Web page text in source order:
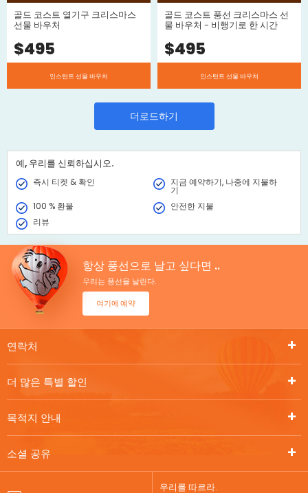
골드 코스트 열기구 크리스마스
선물 바우처
$495
인스턴트 선물 바우처
골드 코스트 풍선 크리스마스 선
물 바우처 - 비행기로 한 시간
$495
인스턴트 선물 바우처
더로드하기
예, 우리를 신뢰하십시오.
즉시 티켓 & 확인 지금 예약하기, 나중에 지불하
기
100 % 환불
안전한 지불
리뷰
항상 풍선으로 날고 싶다면 ..
우리는 풍선을 날린다.
여기에 예약
더 많은 특별 할인
목적지 안내
소셜 공유
연락처
우리를 따르라.